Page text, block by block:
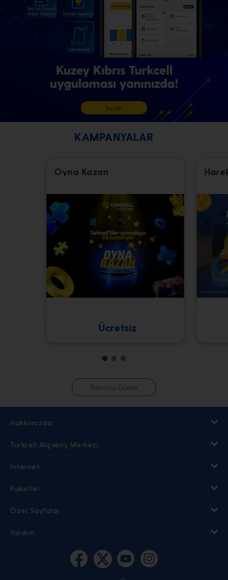
İncele
KAMPANYALAR
Oyna Kazan
Ücretsiz
Tümünü Göster
Hakkımızda
Turkcell Alışveriş Merkezi
İnternet
Paketler
Özel Sayfalar
Yardım